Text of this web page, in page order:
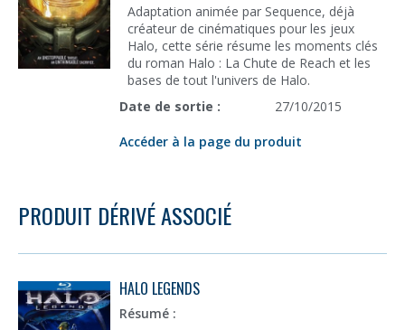
Adaptation animée par Sequence, déjà
créateur de cinématiques pour les jeux
Halo, cette série résume les moments clés
du roman Halo : La Chute de Reach et les
bases de tout l'univers de Halo.
Date de sortie :
27/10/2015
Accéder à la page du produit
PRODUIT DÉRIVÉ ASSOCIÉ
HALO LEGENDS
Résumé :